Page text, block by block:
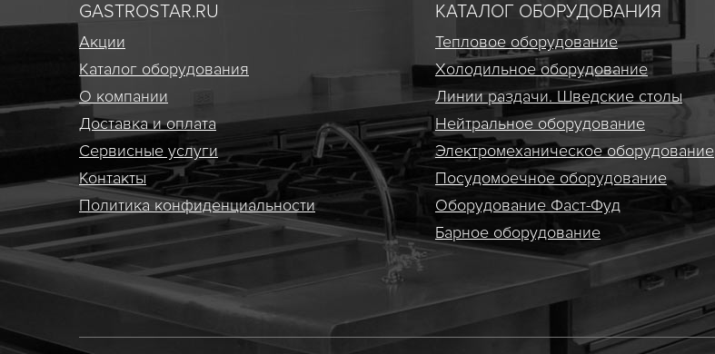
GASTROSTAR.RU
Акции
Каталог оборудования
О компании
Доставка и оплата
Сервисные услуги
Контакты
Политика конфиденциальности
КАТАЛОГ ОБОРУДОВАНИЯ
Тепловое оборудование
Холодильное оборудование
Линии раздачи. Шведские столы
Нейтральное оборудование
Электро­механическое оборудование
Посудомоечное оборудование
Оборудование Фаст-Фуд
Барное оборудование